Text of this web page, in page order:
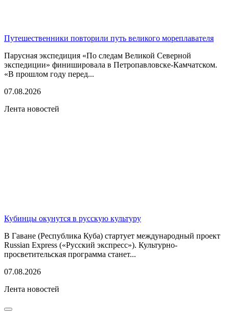
Путешественники повторили путь великого мореплавателя
Парусная экспедиция «По следам Великой Северной
экспедиции» финишировала в Петропавловске-Камчатском.
«В прошлом году перед...
07.08.2026
Лента новостей
Кубинцы окунутся в русскую культуру
В Гаване (Республика Куба) стартует международный проект
Russian Express («Русский экспресс»). Культурно-
просветительская программа станет...
07.08.2026
Лента новостей